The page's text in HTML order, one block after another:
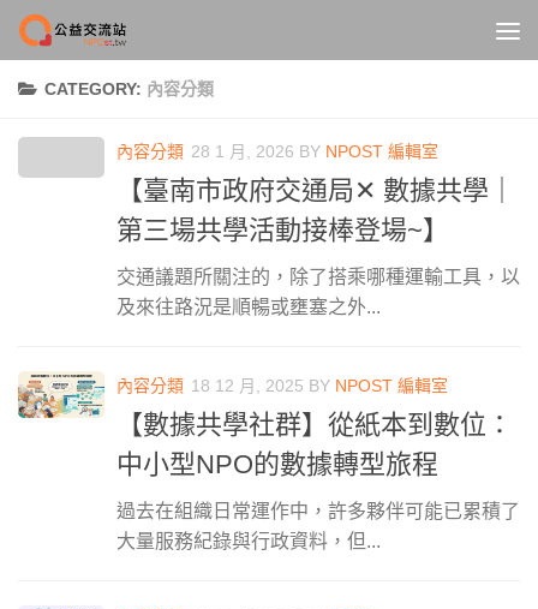
Skip to content
CATEGORY: 內容分類
內容分類 28 1 月, 2026 BY NPOST 編輯室
【臺南市政府交通局✕ 數據共學｜
第三場共學活動接棒登場~】
交通議題所關注的，除了搭乘哪種運輸工具，以
及來往路況是順暢或壅塞之外...
內容分類 18 12 月, 2025 BY NPOST 編輯室
【數據共學社群】從紙本到數位：
中小型NPO的數據轉型旅程
過去在組織日常運作中，許多夥伴可能已累積了
大量服務紀錄與行政資料，但...